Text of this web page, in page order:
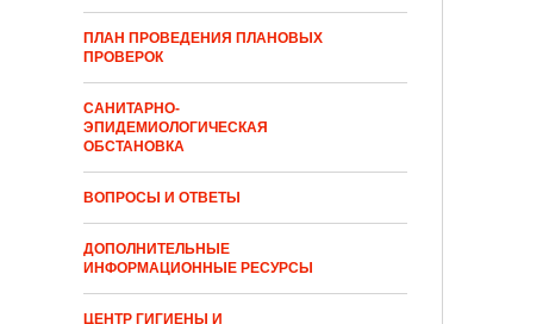
ПЛАН ПРОВЕДЕНИЯ ПЛАНОВЫХ
ПРОВЕРОК
САНИТАРНО-
ЭПИДЕМИОЛОГИЧЕСКАЯ
ОБСТАНОВКА
ВОПРОСЫ И ОТВЕТЫ
ДОПОЛНИТЕЛЬНЫЕ
ИНФОРМАЦИОННЫЕ РЕСУРСЫ
ЦЕНТР ГИГИЕНЫ И